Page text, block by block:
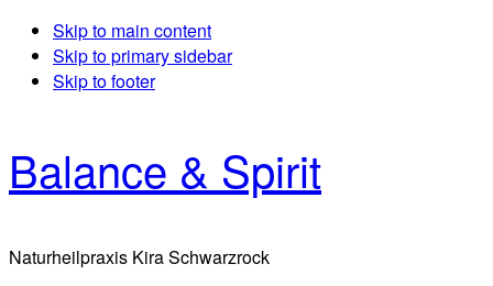
Skip to main content
Skip to primary sidebar
Skip to footer
Balance & Spirit
Naturheilpraxis Kira Schwarzrock